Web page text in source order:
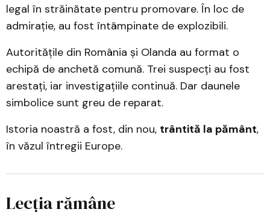
legal în străinătate pentru promovare. În loc de
admirație, au fost întâmpinate de explozibili.
Autoritățile din România și Olanda au format o
echipă de anchetă comună. Trei suspecți au fost
arestați, iar investigațiile continuă. Dar daunele
simbolice sunt greu de reparat.
Istoria noastră a fost, din nou, trântită la pământ,
în văzul întregii Europe.
Lecția rămâne